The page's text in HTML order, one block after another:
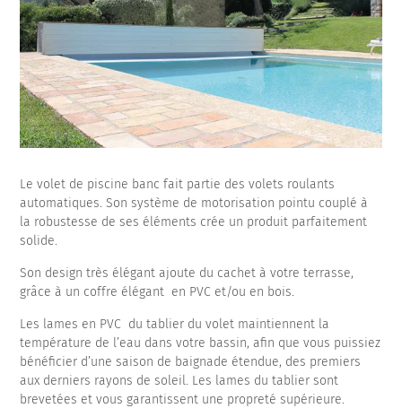
Le volet de piscine banc fait partie des volets roulants
automatiques. Son système de motorisation pointu couplé à
la robustesse de ses éléments crée un produit parfaitement
solide.
Son design très élégant ajoute du cachet à votre terrasse,
grâce à un coffre élégant en PVC et/ou en bois.
Les lames en PVC du tablier du volet maintiennent la
température de l’eau dans votre bassin, afin que vous puissiez
bénéficier d’une saison de baignade étendue, des premiers
aux derniers rayons de soleil. Les lames du tablier sont
brevetées et vous garantissent une propreté supérieure.